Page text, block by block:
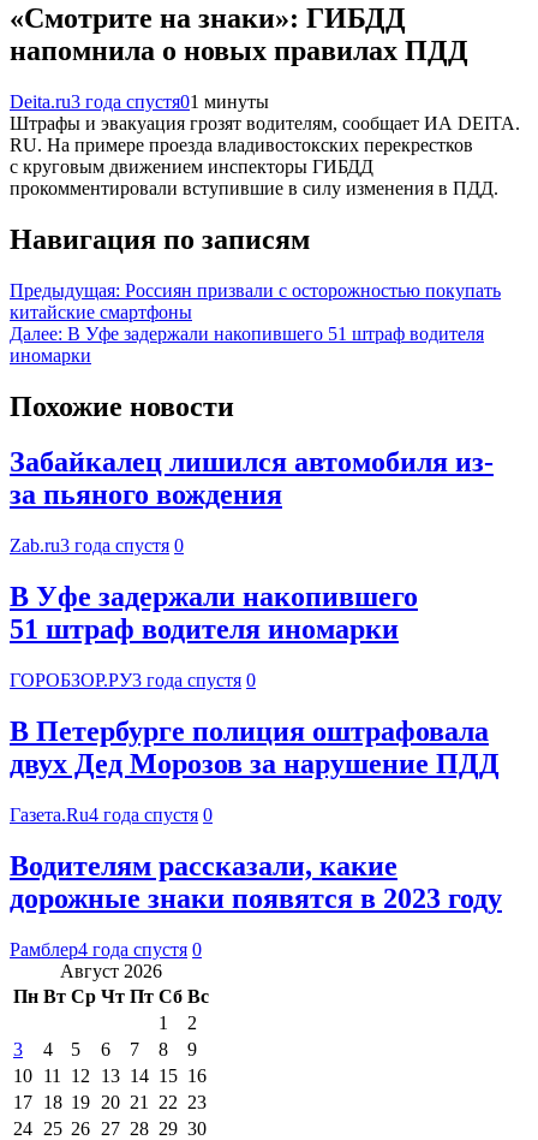
«Смотрите на знаки»: ГИБДД
напомнила о новых правилах ПДД
Deita.ru3 года спустя01 минуты
Штрафы и эвакуация грозят водителям, сообщает ИА DEITA.
RU. На примере проезда владивостокских перекрестков
с круговым движением инспекторы ГИБДД
прокомментировали вступившие в силу изменения в ПДД.
Навигация по записям
Предыдущая: Россиян призвали с осторожностью покупать
китайские смартфоны
Далее: В Уфе задержали накопившего 51 штраф водителя
иномарки
Похожие новости
Забайкалец лишился автомобиля из-
за пьяного вождения
Zab.ru3 года спустя 0
В Уфе задержали накопившего
51 штраф водителя иномарки
ГОРОБЗОР.РУ3 года спустя 0
В Петербурге полиция оштрафовала
двух Дед Морозов за нарушение ПДД
Газета.Ru4 года спустя 0
Водителям рассказали, какие
дорожные знаки появятся в 2023 году
Рамблер4 года спустя 0
Август 2026
Пн Вт Ср Чт Пт Сб Вс
1
2
3
4 5 6 7 8
9
10 11 12 13 14 15 16
17 18 19 20 21 22 23
24 25 26 27 28 29 30